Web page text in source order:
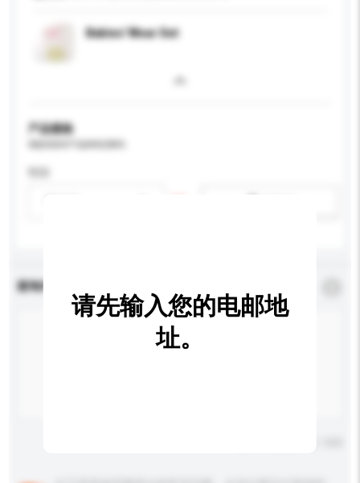
Babies' Wear Set
产品规格
查询内容
请先输入您的电邮地
址。